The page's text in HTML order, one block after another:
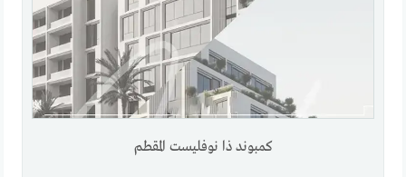
كمبوند ذا نوفليست المقطم